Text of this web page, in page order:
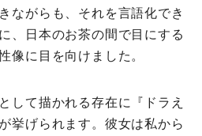
ながらも、それを言語化でき
、日本のお茶の間で目にする
像に目を向けました。
して描かれる存在に『ドラえ
挙げられます。彼女は私から